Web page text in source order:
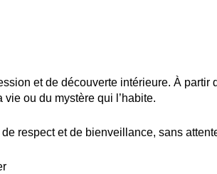
et de découverte intérieure. À
ou du mystère qui l’habite.
respect et de bienveillance, sans